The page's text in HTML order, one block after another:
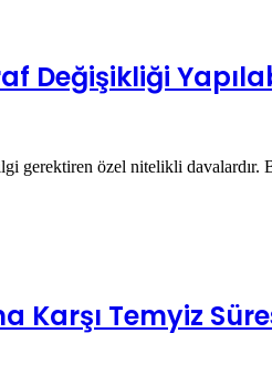
Değişikliği
gerektiren özel nitelikli
Karşı Temyiz